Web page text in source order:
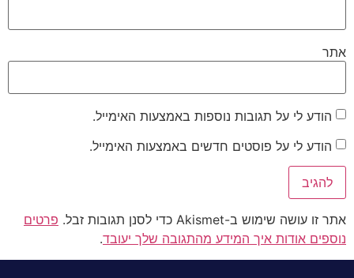
אתר
הודע לי על תגובות נוספות באמצעות האימייל.
הודע לי על פוסטים חדשים באמצעות האימייל.
אתר זו עושה שימוש ב-Akismet כדי לסנן תגובות זבל.
פרטים
נוספים אודות איך המידע מהתגובה שלך יעובד.